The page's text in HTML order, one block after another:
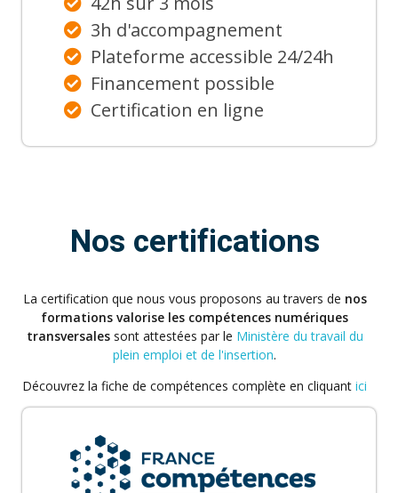
3h d'accompagnement
Plateforme accessible 24/24h
Financement possible
Certification en ligne
Nos certifications
La certification que nous vous proposons au travers de nos
formations valorise les compétences numériques
transversales sont attestées par le Ministère du travail du
plein emploi et de l'insertion.
Découvrez la fiche de compétences complète en cliquant ici